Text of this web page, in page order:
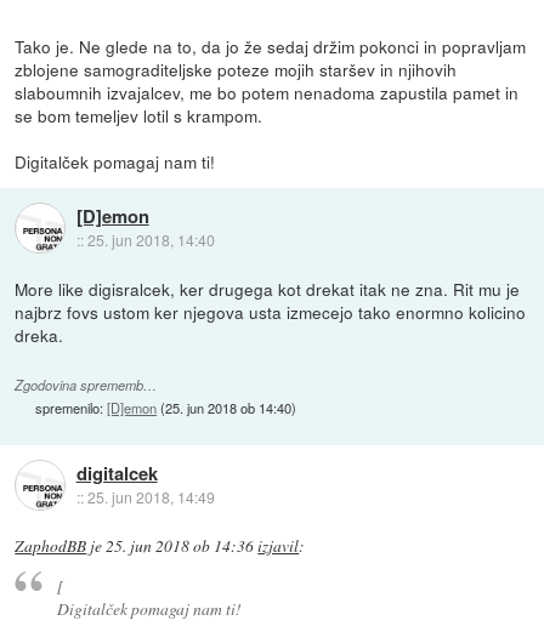
Tako je. Ne glede na to, da jo že sedaj držim pokonci in popravljam
zblojene samograditeljske poteze mojih staršev in njihovih
slaboumnih izvajalcev, me bo potem nenadoma zapustila pamet in
se bom temeljev lotil s krampom.
Digitalček pomagaj nam ti!
[D]emon
::25. jun 2018, 14:40
More like digisralcek, ker drugega kot drekat itak ne zna. Rit mu je
najbrz fovs ustom ker njegova usta izmecejo tako enormno kolicino
dreka.
Zgodovina sprememb…
spremenilo:[D]emon(25. jun 2018 ob 14:40)
digitalcek
::25. jun 2018, 14:49
ZaphodBB je25. jun 2018 ob 14:36izjavil:
[
Digitalček pomagaj nam ti!